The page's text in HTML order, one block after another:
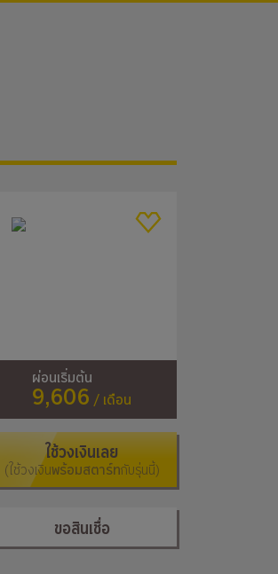
ผ่อนเริ่มต้น
9,606 / เดือน
ใช้วงเงินเลย
(ใช้วงเงินพร้อมสตาร์ทกับรุ่นนี้)
ขอสินเชื่อ